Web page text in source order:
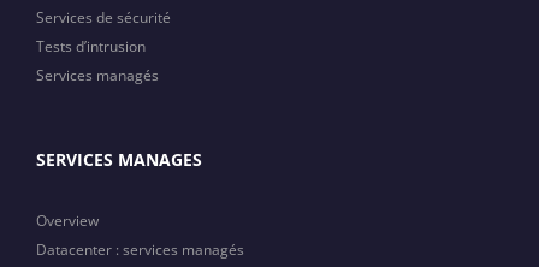
Services de sécurité
Tests d’intrusion
Services managés
SERVICES MANAGES
Overview
Datacenter : services managés